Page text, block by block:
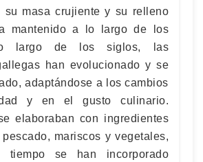
su masa crujiente y su relleno
mantenido a lo largo de los
largo de los siglos, las
han evolucionado y se
adaptándose a los cambios
y en el gusto culinario.
elaboraban con ingredientes
pescado, mariscos y vegetales,
se han incorporado